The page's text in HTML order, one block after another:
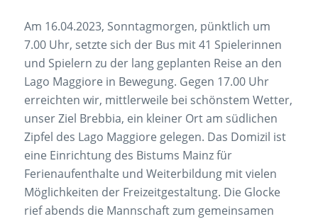
Am 16.04.2023, Sonntagmorgen, pünktlich um
7.00 Uhr, setzte sich der Bus mit 41 Spielerinnen
und Spielern zu der lang geplanten Reise an den
Lago Maggiore in Bewegung. Gegen 17.00 Uhr
erreichten wir, mittlerweile bei schönstem Wetter,
unser Ziel Brebbia, ein kleiner Ort am südlichen
Zipfel des Lago Maggiore gelegen. Das Domizil ist
eine Einrichtung des Bistums Mainz für
Ferienaufenthalte und Weiterbildung mit vielen
Möglichkeiten der Freizeitgestaltung. Die Glocke
rief abends die Mannschaft zum gemeinsamen